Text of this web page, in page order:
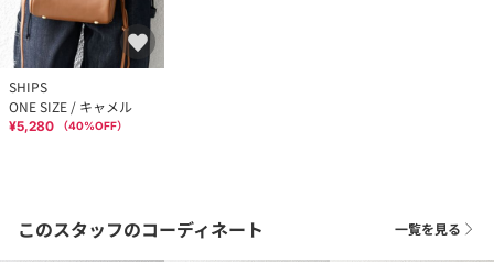
SHIPS
ONE SIZE / キャメル
¥5,280 （40%OFF）
このスタッフのコーディネート 一覧を見る